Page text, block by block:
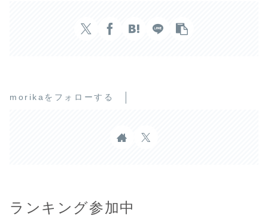
morikaをフォローする
ランキング参加中